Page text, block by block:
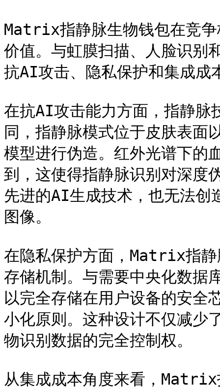
Matrix指静脉生物钱包在竞争
价值。与虹膜扫描、人脸识别
抗AI攻击、隐私保护和集成成
在抗AI攻击能力方面，指静脉
同，指静脉模式位于皮肤表面
模型进行伪造。红外光谱下的
到，这使得指静脉识别对深度
先进的AI生成技术，也无法创
图像。
在隐私保护方面，Matrix指静
存储机制。与需要中央化数据
以完全存储在用户设备的安
小化原则。这种设计不仅减少
物识别数据的完全控制权。
从集成成本角度来看，Matrix